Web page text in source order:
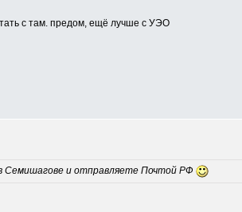
с там. предом, ещё лучше с УЭО
Семишагове и отправляете Почтой РФ